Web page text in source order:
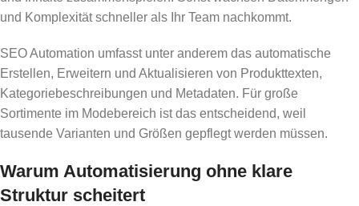
und Komplexität schneller als Ihr Team nachkommt.
SEO Automation umfasst unter anderem das automatische
Erstellen, Erweitern und Aktualisieren von Produkttexten,
Kategoriebeschreibungen und Metadaten. Für große
Sortimente im Modebereich ist das entscheidend, weil
tausende Varianten und Größen gepflegt werden müssen.
Warum Automatisierung ohne klare
Struktur scheitert